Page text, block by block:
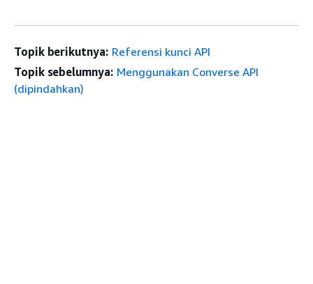
Topik berikutnya: Referensi kunci API
Topik sebelumnya: Menggunakan Converse API
(dipindahkan)